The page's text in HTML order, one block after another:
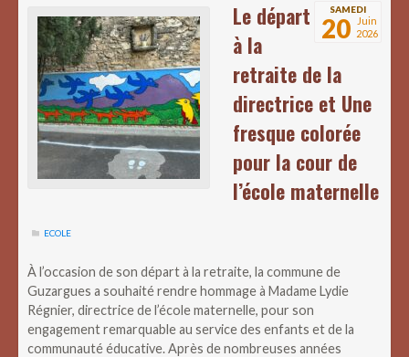
SAMEDI
20
Juin
2026
Le départ
à la
retraite de la
directrice et Une
fresque colorée
pour la cour de
l’école maternelle
ECOLE
À l’occasion de son départ à la retraite, la commune de
Guzargues a souhaité rendre hommage à Madame Lydie
Régnier, directrice de l’école maternelle, pour son
engagement remarquable au service des enfants et de la
communauté éducative. Après de nombreuses années